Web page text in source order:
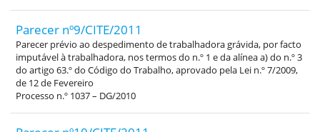
Parecer nº9/CITE/2011
Parecer prévio ao despedimento de trabalhadora grávida, por facto
imputável à trabalhadora, nos termos do n.º 1 e da alínea a) do n.º 3
do artigo 63.º do Código do Trabalho, aprovado pela Lei n.º 7/2009,
de 12 de Fevereiro
Processo n.º 1037 – DG/2010